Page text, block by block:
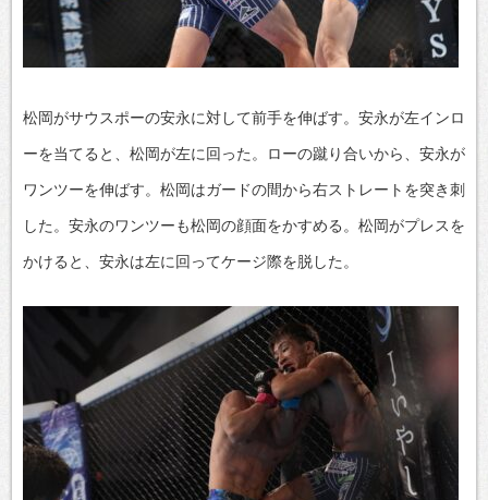
松岡がサウスポーの安永に対して前手を伸ばす。安永が左インロ
ーを当てると、松岡が左に回った。ローの蹴り合いから、安永が
ワンツーを伸ばす。松岡はガードの間から右ストレートを突き刺
した。安永のワンツーも松岡の顔面をかすめる。松岡がプレスを
かけると、安永は左に回ってケージ際を脱した。